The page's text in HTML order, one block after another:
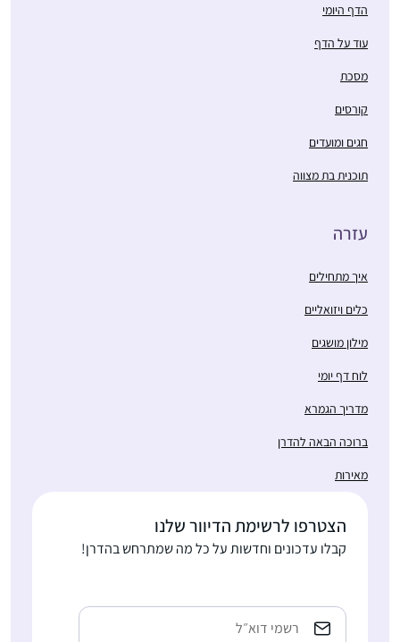
הדף היומי
עוד על הדף
מסכת
קורסים
חגים ומועדים
תוכנית בת מצווה
עזרה
איך מתחילים
כלים ויזואליים
מילון מושגים
לוח דף יומי
מדריך הגמרא
ברוכה הבאה להדרן
מאירות
הצטרפו לרשימת הדיוור שלנו
קבלו עדכונים וחדשות על כל מה שמתרחש בהדרן!
כתובת
אימייל